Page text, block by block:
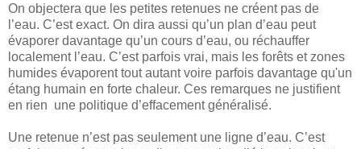
On objectera que les petites retenues ne créent pas de
l’eau. C’est exact. On dira aussi qu’un plan d’eau peut
évaporer davantage qu’un cours d’eau, ou réchauffer
localement l’eau. C’est parfois vrai, mais les forêts et zones
humides évaporent tout autant voire parfois davantage qu'un
étang humain en forte chaleur. Ces remarques ne justifient
en rien une politique d’effacement généralisé.
Une retenue n’est pas seulement une ligne d’eau. C’est